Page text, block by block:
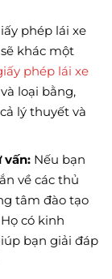
phép lái xe
khác một
phép lái xe
loại bằng,
lý thuyết và
vấn:Nếu bạn
về các thủ
tâm đào tạo
có kinh
bạn giải đáp